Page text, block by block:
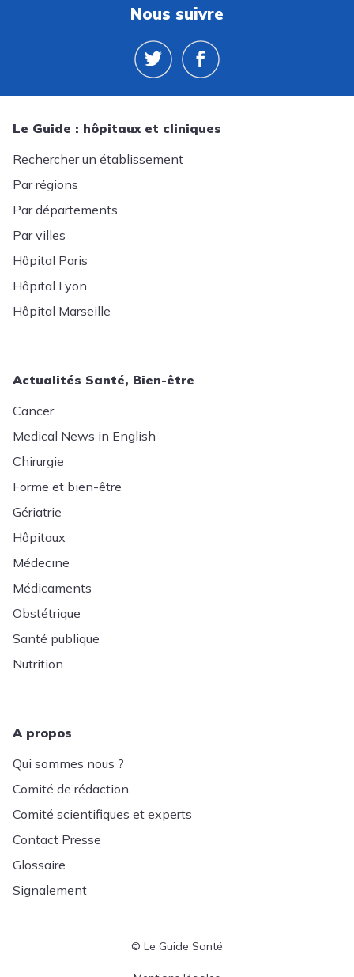
Nous suivre
Le Guide : hôpitaux et cliniques
Rechercher un établissement
Par régions
Par départements
Par villes
Hôpital Paris
Hôpital Lyon
Hôpital Marseille
Actualités Santé, Bien-être
Cancer
Medical News in English
Chirurgie
Forme et bien-être
Gériatrie
Hôpitaux
Médecine
Médicaments
Obstétrique
Santé publique
Nutrition
A propos
Qui sommes nous ?
Comité de rédaction
Comité scientifiques et experts
Contact Presse
Glossaire
Signalement
© Le Guide Santé
Menu Pied de page